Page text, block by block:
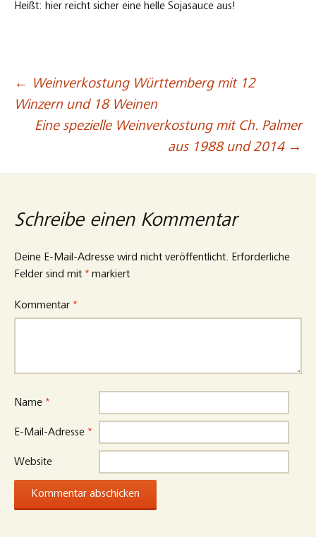
Heißt: hier reicht sicher eine helle Sojasauce aus!
Beitragsnavigation
← Weinverkostung Württemberg mit 12
Winzern und 18 Weinen
Eine spezielle Weinverkostung mit Ch. Palmer
aus 1988 und 2014 →
Schreibe einen Kommentar
Deine E-Mail-Adresse wird nicht veröffentlicht. Erforderliche
Felder sind mit * markiert
Kommentar *
Name *
E-Mail-Adresse *
Website